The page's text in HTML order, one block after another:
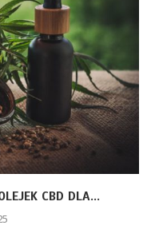
CBD DLA...